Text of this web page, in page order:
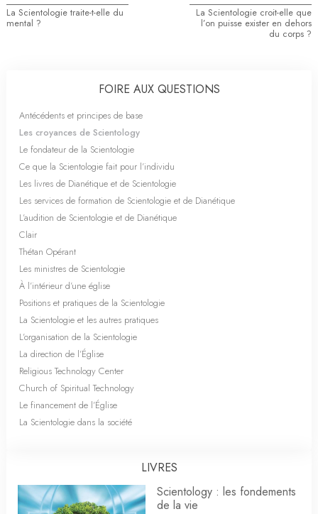
La Scientologie traite-t-elle du
mental ?
La Scientologie croit-elle que
l’on puisse exister en dehors
du corps ?
FOIRE AUX QUESTIONS
Antécédents et principes de base
Les croyances de Scientology
Le fondateur de la Scientologie
Ce que la Scientologie fait pour l’individu
Les livres de Dianétique et de Scientologie
Les services de formation de Scientologie et de Dianétique
L’audition de Scientologie et de Dianétique
Clair
Thétan Opérant
Les ministres de Scientologie
À l’intérieur d’une église
Positions et pratiques de la Scientologie
La Scientologie et les autres pratiques
L’organisation de la Scientologie
La direction de l’Église
Religious Technology Center
Church of Spiritual Technology
Le financement de l’Église
La Scientologie dans la société
LIVRES
Scientology : les fondements
de la vie